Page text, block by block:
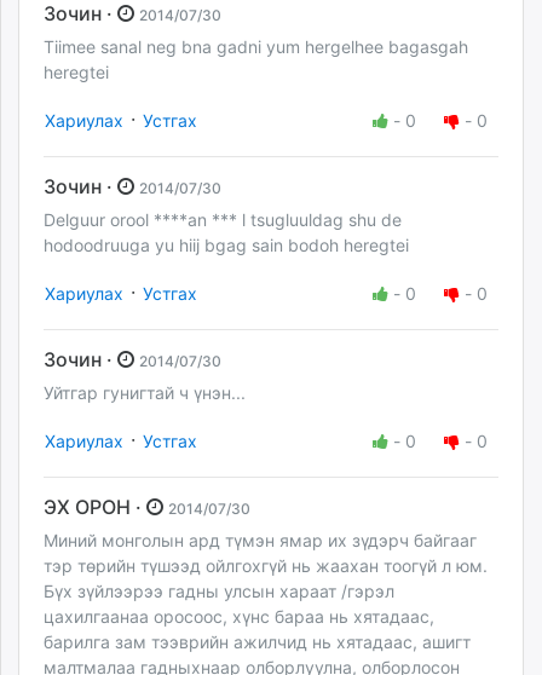
Зочин · 2014/07/30
Tiimee sanal neg bna gadni yum hergelhee bagasgah
heregtei
Хариулах · Устгах - 0 - 0
Зочин · 2014/07/30
Delguur orool ****an *** l tsugluuldag shu de
hodoodruuga yu hiij bgag sain bodoh heregtei
Хариулах · Устгах - 0 - 0
Зочин · 2014/07/30
Уйтгар гунигтай ч үнэн...
Хариулах · Устгах - 0 - 0
ЭХ ОРОН · 2014/07/30
Миний монголын ард түмэн ямар их зүдэрч байгааг
тэр төрийн түшээд ойлгохгүй нь жаахан тоогүй л юм.
Бүх зүйлээрээ гадны улсын хараат /гэрэл
цахилгаанаа оросоос, хүнс бараа нь хятадаас,
барилга зам тээврийн ажилчид нь хятадаас, ашигт
малтмалаа гадныхнаар олборлуулна, олборлосон